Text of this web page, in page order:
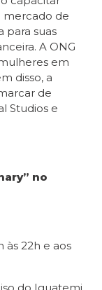
mercado de
para suas
A ONG
em
disso, a
de
Studios e
no
às 22h e aos